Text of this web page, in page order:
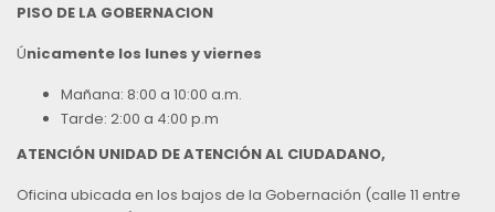
PISO DE LA GOBERNACION
Únicamente los lunes y viernes
Mañana: 8:00 a 10:00 a.m.
Tarde: 2:00 a 4:00 p.m
ATENCIÓN UNIDAD DE ATENCIÓN AL CIUDADANO,
Oficina ubicada en los bajos de la Gobernación (calle 11 entre